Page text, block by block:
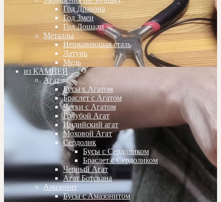
Год Дракона
Год Змеи
Год Лошади
Металлы
Нержавеющая сталь
Латунь
Медь
из КАМНЕЙ
Агат
Бусы с Агатом
Браслет с Агатом
Четки с Агатом
Голубой Агат
Индийский агат
Моховой Агат
Сердолик
Бусы с Сердоликом
Браслет с Сердоликом
Черный Агат
Агат Ботсвана
Амазонит
Бусы с Амазонитом